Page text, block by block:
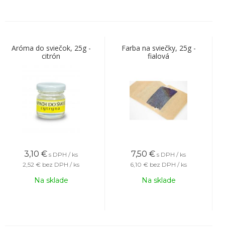
Aróma do sviečok, 25g -
citrón
3,10 € s DPH / ks
2,52 € bez DPH / ks
Na sklade
Farba na sviečky, 25g -
fialová
7,50 € s DPH / ks
6,10 € bez DPH / ks
Na sklade